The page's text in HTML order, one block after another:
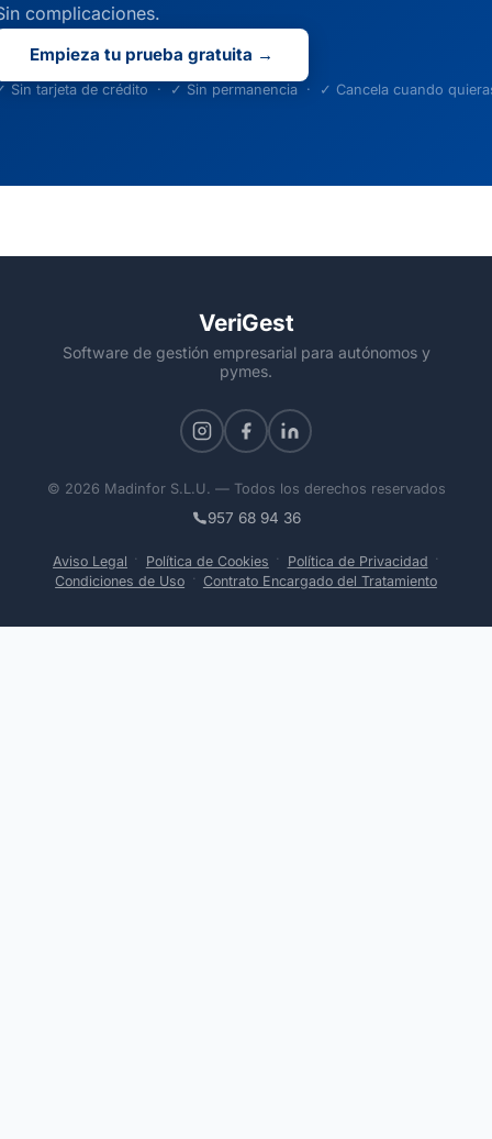
complicaciones.
Empieza tu prueba gratuita →
Sin tarjeta de crédito · ✓ Sin permanencia · ✓ Cancela cuando
VeriGest
Software de gestión empresarial para autónomos y
pymes.
© 2026 Madinfor S.L.U. — Todos los derechos reservados
957 68 94 36
Aviso Legal · Política de Cookies · Política de Privacidad ·
Condiciones de Uso · Contrato Encargado del Tratamiento